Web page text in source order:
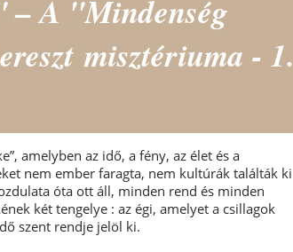
A "Mindenség
misztériuma - 1.
amelyben az idő, a fény, az élet és a
nem ember faragta, nem kultúrák találták ki
óta ott áll, minden rend és minden
két tengelye : az égi, amelyet a csillagok
szent rendje jelöl ki.